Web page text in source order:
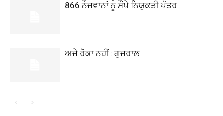
866 ਨੌਜਵਾਨਾਂ ਨੂੰ ਸੌਂਪੇ ਨਿਯੁਕਤੀ ਪੱਤਰ
ਅਜੇ ਰੋਕਾ ਨਹੀਂ : ਗੁਜਰਾਲ